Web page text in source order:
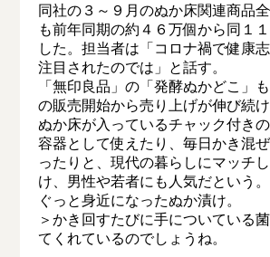
同社の３～９月のぬか床関連商品
も前年同期の約４６万個から同１
した。担当者は「コロナ禍で健康志
注目されたのでは」と話す。
「無印良品」の「発酵ぬかどこ」
の販売開始から売り上げが伸び続け
ぬか床が入っているチャック付き
容器として使えたり、毎日かき混
ったりと、現代の暮らしにマッチ
け、男性や若者にも人気だという。
ぐっと身近になったぬか漬け。
＞かき回すたびに手についている
てくれているのでしょうね。